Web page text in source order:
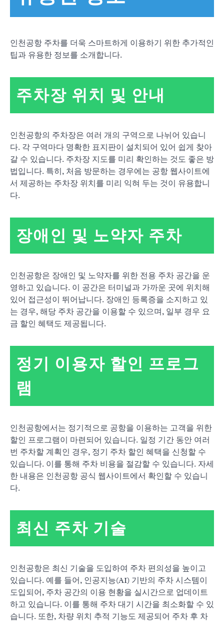
인천공항 주차를 더욱 스마트하게 이용하기 위한 추가적인
팁과 유용한 정보를 소개합니다.
주차장 위치 및 안내
인천공항의 주차장은 여러 개의 구역으로 나뉘어 있습니
다. 각 구역마다 명확한 표지판이 설치되어 있어 쉽게 찾아
갈 수 있습니다. 주차장 지도를 미리 확인하는 것도 좋은 방
법입니다. 특히, 처음 방문하는 경우에는 공항 웹사이트에
서 제공하는 주차장 위치를 미리 익혀 두는 것이 유용합니
다.
장애인 및 노약자 주차
인천공항은 장애인 및 노약자를 위한 전용 주차 공간을 운
영하고 있습니다. 이 공간은 터미널과 가까운 곳에 위치해
있어 접근성이 뛰어납니다. 장애인 등록증을 소지하고 있
는 경우, 해당 주차 공간을 이용할 수 있으며, 일부 경우 요
금 할인 혜택도 제공됩니다.
정기 이용자 할인 프로그
램
인천공항에서는 정기적으로 공항을 이용하는 고객을 위한
할인 프로그램이 마련되어 있습니다. 일정 기간 동안 여러
번 주차할 계획인 경우, 정기 주차 할인 혜택을 신청할 수
있습니다. 이를 통해 주차 비용을 절감할 수 있습니다. 자세
한 내용은 인천공항 공식 웹사이트에서 확인할 수 있습니
다.
최신 주차 기술
인천공항은 최신 기술을 도입하여 주차 편의성을 높이고
있습니다. 예를 들어, 인공지능(AI) 기반의 주차 시스템이
도입되어, 주차 공간의 이용 현황을 실시간으로 업데이트
하고 있습니다. 이를 통해 주차 대기 시간을 최소화할 수 있
습니다. 또한, 차량 위치 추적 기능도 제공되어 주차 후 차